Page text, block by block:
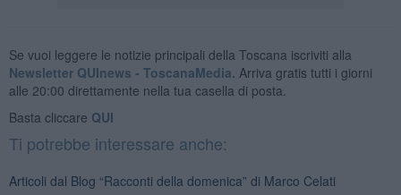
Se vuoi leggere le notizie principali della Toscana iscriviti alla
Newsletter QUInews - ToscanaMedia. Arriva gratis tutti i giorni
alle 20:00 direttamente nella tua casella di posta.
Basta cliccare QUI
Ti potrebbe interessare anche:
Articoli dal Blog “Racconti della domenica” di Marco Celati